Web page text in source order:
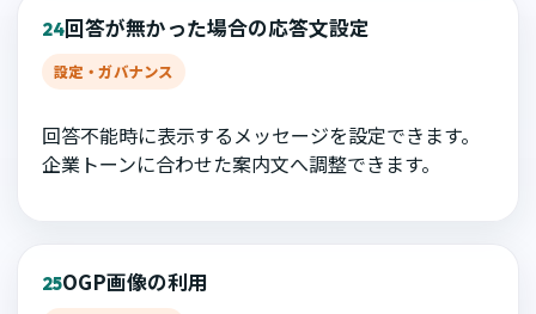
24回答が無かった場合の応答文設定
設定・ガバナンス
回答不能時に表示するメッセージを設定できます。
企業トーンに合わせた案内文へ調整できます。
25OGP画像の利用